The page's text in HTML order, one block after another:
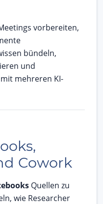
vorbereiten,
bündeln,
und
mehreren KI-
Cowork
Quellen zu
wie Researcher